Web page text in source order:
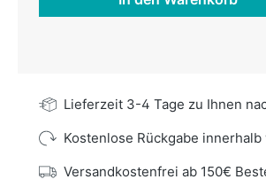
Lieferzeit 3-4 Tage zu Ihnen
Kostenlose Rückgabe innerhalb
Versandkostenfrei ab 150€